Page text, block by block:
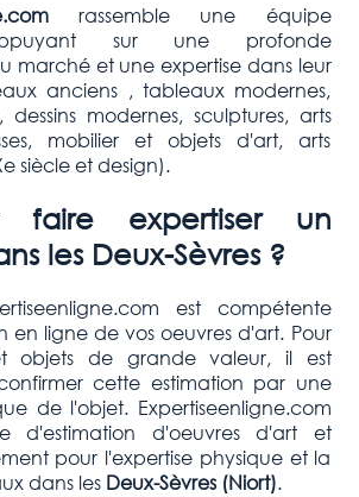
rassemble une équipe
sur une profonde
marché et une expertise dans leur
anciens , tableaux modernes,
dessins modernes, sculptures, arts
mobilier et objets d'art, arts
siècle et design).
faire expertiser un
lesDeux-Sèvres?
est compétente
en ligne de vos oeuvres d'art. Pour
objets de grande valeur, il est
cette estimation par une
de l'objet. Expertiseenligne.com
d'estimation d'oeuvres d'art et
pour l'expertise physique et la
dans les Deux-Sèvres (Niort).